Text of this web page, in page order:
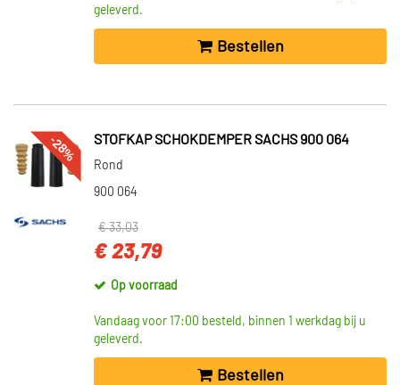
geleverd.
Bestellen
-28% STOFKAP SCHOKDEMPER SACHS 900 064
Rond
900 064
€ 33,03
€ 23,79
Op voorraad
Vandaag voor 17:00 besteld, binnen 1 werkdag bij u
geleverd.
Bestellen